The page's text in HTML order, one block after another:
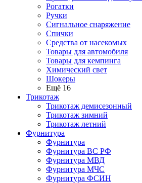
Рогатки
Ручки
Сигнальное снаряжение
Спички
Средства от насекомых
Товары для автомобиля
Товары для кемпинга
Химический свет
Шокеры
Ещё 16
Трикотаж
Трикотаж демисезонный
Трикотаж зимний
Трикотаж летний
Фурнитура
Фурнитура
Фурнитура ВС РФ
Фурнитура МВД
Фурнитура МЧС
Фурнитура ФСИН